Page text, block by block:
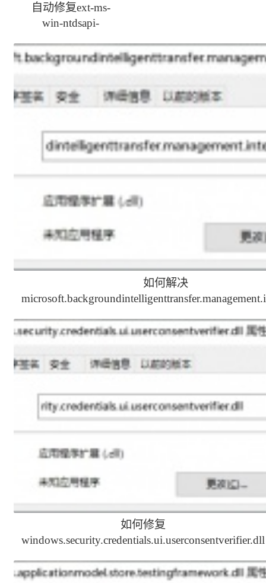
自动修复ext-ms-
win-ntdsapi-
l1-1-0.dll丢失方法
如何解决
如何修复
windows.security.credentials.ui.userconsentverifier.dll